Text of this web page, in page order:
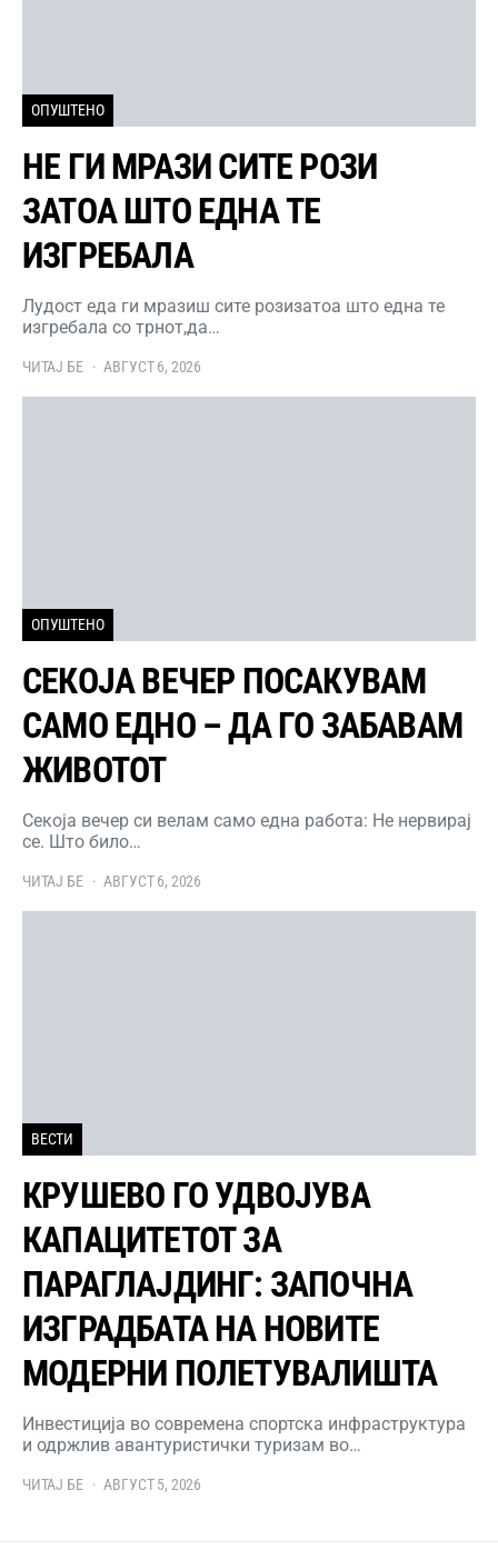
ОПУШТЕНО
НЕ ГИ МРАЗИ СИТЕ РОЗИ
ЗАТОА ШТО ЕДНА ТЕ
ИЗГРЕБАЛА
Лудост еда ги мразиш сите розизатоа што една те
изгребала со трнот,да…
ЧИТАЈ БЕ АВГУСТ 6, 2026
ОПУШТЕНО
СЕКОЈА ВЕЧЕР ПОСАКУВАМ
САМО ЕДНО – ДА ГО ЗАБАВАМ
ЖИВОТОТ
Секоја вечер си велам само една работа: Не нервирај
се. Што било…
ЧИТАЈ БЕ АВГУСТ 6, 2026
ВЕСТИ
КРУШЕВО ГО УДВОЈУВА
КАПАЦИТЕТОТ ЗА
ПАРАГЛАЈДИНГ: ЗАПОЧНА
ИЗГРАДБАТА НА НОВИТЕ
МОДЕРНИ ПОЛЕТУВАЛИШТА
Инвестиција во современа спортска инфраструктура
и одржлив авантуристички туризам во…
ЧИТАЈ БЕ АВГУСТ 5, 2026